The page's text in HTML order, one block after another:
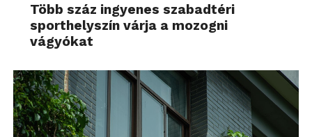
Több száz ingyenes szabadtéri
sporthelyszín várja a mozogni
vágyókat